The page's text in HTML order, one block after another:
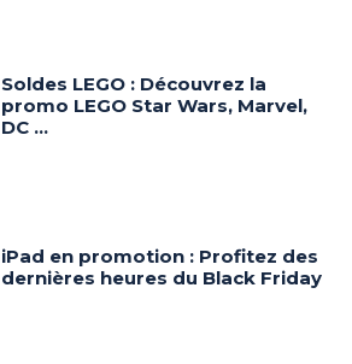
Soldes LEGO : Découvrez la
promo LEGO Star Wars, Marvel,
DC …
iPad en promotion : Profitez des
dernières heures du Black Friday